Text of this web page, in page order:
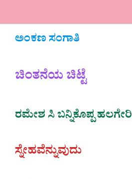
ಅಂಕಣ ಸಂಗಾತಿ
ಚಿಂತನೆಯ ಚಿಟ್ಟೆ
ರಮೇಶ ಸಿ ಬನ್ನಿಕೊಪ್ಪ ಹಲಗೇರಿ
ಸ್ನೇಹವೆನ್ನುವುದು